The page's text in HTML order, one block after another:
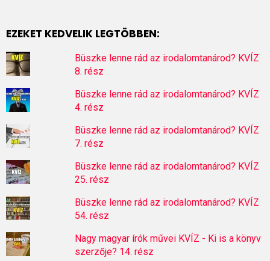
EZEKET KEDVELIK LEGTÖBBEN:
Büszke lenne rád az irodalomtanárod? KVÍZ
8. rész
Büszke lenne rád az irodalomtanárod? KVÍZ
4. rész
Büszke lenne rád az irodalomtanárod? KVÍZ
7. rész
Büszke lenne rád az irodalomtanárod? KVÍZ
25. rész
Büszke lenne rád az irodalomtanárod? KVÍZ
54. rész
Nagy magyar írók művei KVÍZ - Ki is a könyv
szerzője? 14. rész